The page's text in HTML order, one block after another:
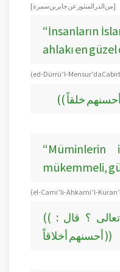
[ من الدر المنثور عن جابر بن سمرة ]
“İnsanların
ahlakı en güzel
(ed-Dürrü’l-Mensur’da
mükemmeli,
(el-Cami’ li-Ahkami’l-
(( أحب عباد الله إلى الله تعالى ؟ قال :
أحسنهم أخلاقاً ))